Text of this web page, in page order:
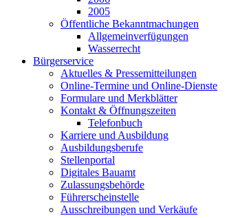
2005
Öffentliche Bekanntmachungen
Allgemeinverfügungen
Wasserrecht
Bürgerservice
Aktuelles & Pressemitteilungen
Online-Termine und Online-Dienste
Formulare und Merkblätter
Kontakt & Öffnungszeiten
Telefonbuch
Karriere und Ausbildung
Ausbildungsberufe
Stellenportal
Digitales Bauamt
Zulassungsbehörde
Führerscheinstelle
Ausschreibungen und Verkäufe